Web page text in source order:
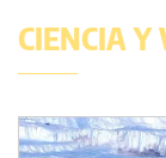
CIENCIA Y